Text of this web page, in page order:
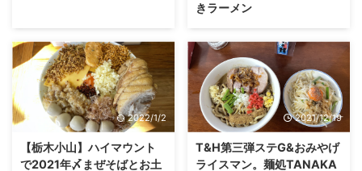
きラーメン
2022/1/2
【栃木小山】ハイマウント
で2021年〆まぜそばとお土
2021/12/19
T&H第三弾ステG&おみやげ
ライスマン。麺処TANAKA